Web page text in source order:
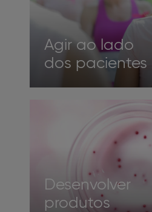
Agir ao lado
dos pacientes
Desenvolver
produtos